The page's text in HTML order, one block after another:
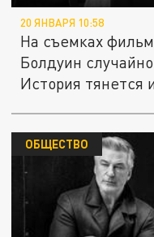
20 ЯНВАРЯ 10:58
На съемках
Болдуин
История тянется
ОБЩЕСТВО